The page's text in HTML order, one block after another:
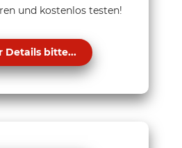
und kostenlos testen!
Details bitte...